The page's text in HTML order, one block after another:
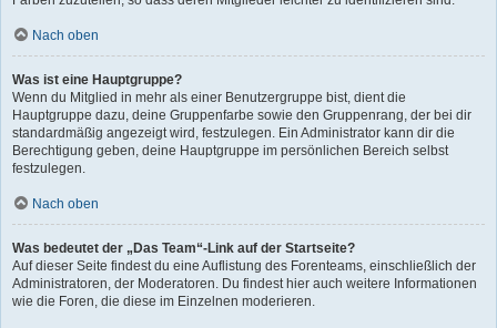
Nach oben
Was ist eine Hauptgruppe?
Wenn du Mitglied in mehr als einer Benutzergruppe bist, dient die
Hauptgruppe dazu, deine Gruppenfarbe sowie den Gruppenrang, der bei dir
standardmäßig angezeigt wird, festzulegen. Ein Administrator kann dir die
Berechtigung geben, deine Hauptgruppe im persönlichen Bereich selbst
festzulegen.
Nach oben
Was bedeutet der „Das Team“-Link auf der Startseite?
Auf dieser Seite findest du eine Auflistung des Forenteams, einschließlich der
Administratoren, der Moderatoren. Du findest hier auch weitere Informationen
wie die Foren, die diese im Einzelnen moderieren.